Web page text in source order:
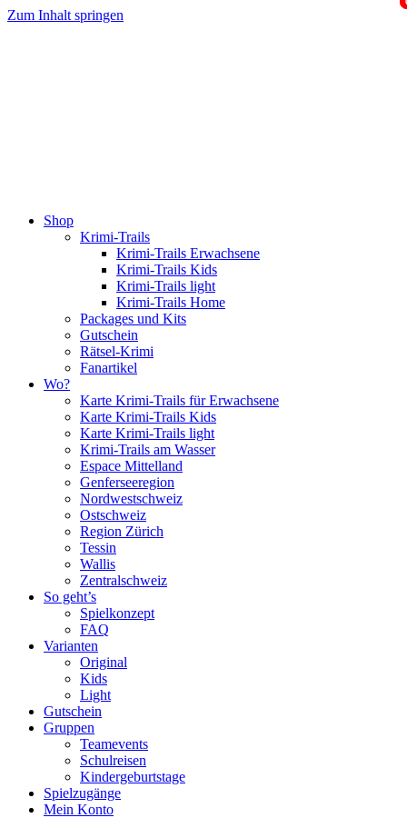
Zum Inhalt springen
Shop
Krimi-Trails
Krimi-Trails Erwachsene
Krimi-Trails Kids
Krimi-Trails light
Krimi-Trails Home
Packages und Kits
Gutschein
Rätsel-Krimi
Fanartikel
Wo?
Karte Krimi-Trails für Erwachsene
Karte Krimi-Trails Kids
Karte Krimi-Trails light
Krimi-Trails am Wasser
Espace Mittelland
Genferseeregion
Nordwestschweiz
Ostschweiz
Region Zürich
Tessin
Wallis
Zentralschweiz
So geht’s
Spielkonzept
FAQ
Varianten
Original
Kids
Light
Gutschein
Gruppen
Teamevents
Schulreisen
Kindergeburtstage
Spielzugänge
Mein Konto